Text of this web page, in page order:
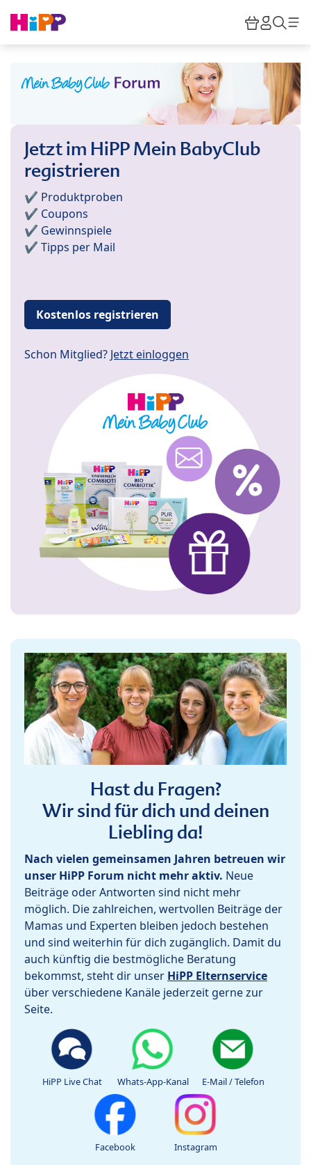
HiPP
Jetzt im HiPP Mein BabyClub
registrieren
✔️ Produktproben
✔️ Coupons
✔️ Gewinnspiele
✔️ Tipps per Mail
Kostenlos registrieren
Schon Mitglied? Jetzt einloggen
Hast du Fragen?
Wir sind für dich und deinen
Liebling da!
Nach vielen gemeinsamen Jahren betreuen wir
unser HiPP Forum nicht mehr aktiv. Neue
Beiträge oder Antworten sind nicht mehr
möglich. Die zahlreichen, wertvollen Beiträge der
Mamas und Experten bleiben jedoch bestehen
und sind weiterhin für dich zugänglich. Damit du
auch künftig die bestmögliche Beratung
bekommst, steht dir unser HiPP Elternservice
über verschiedene Kanäle jederzeit gerne zur
Seite.
HiPP Live Chat Whats-App-Kanal E-Mail / Telefon
Facebook Instagram